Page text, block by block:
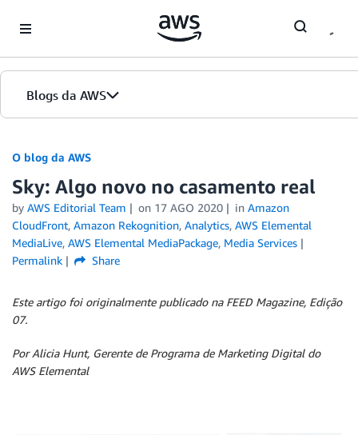
Blogs da AWS
Página inicial
Edições
O blog da AWS
Sky: Algo novo no casamento real
by AWS Editorial Team on 17 AGO 2020 in Amazon
CloudFront, Amazon Rekognition, Analytics, AWS Elemental
MediaLive, AWS Elemental MediaPackage, Media Services
Permalink
Share
Este artigo foi originalmente publicado na FEED Magazine, Edição
07.
Por Alicia Hunt, Gerente de Programa de Marketing Digital do
AWS Elemental